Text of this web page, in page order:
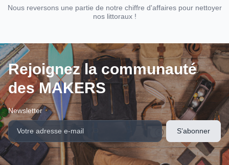
Nous reversons une partie de notre chiffre d'affaires pour nettoyer
nos littoraux !
Rejoignez la communauté
des MAKERS
Newsletter